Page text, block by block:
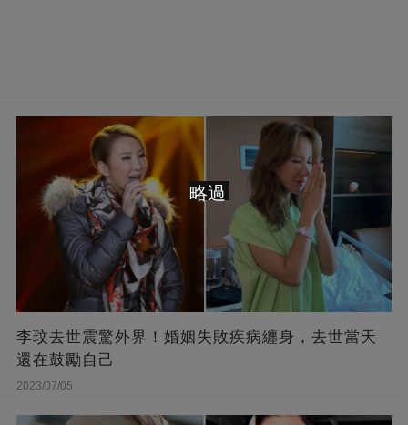
李玟去世震驚外界！婚姻失敗疾病纏身，去世當天
還在鼓勵自己
2023/07/05
略過